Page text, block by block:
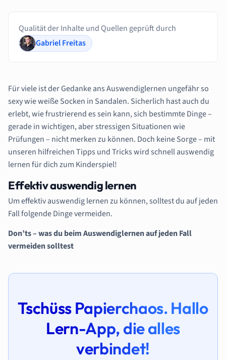
Qualität der Inhalte und Quellen geprüft durch
Gabriel Freitas
Für viele ist der Gedanke ans Auswendiglernen ungefähr so
sexy wie weiße Socken in Sandalen. Sicherlich hast auch du
erlebt, wie frustrierend es sein kann, sich bestimmte Dinge –
gerade in wichtigen, aber stressigen Situationen wie
Prüfungen – nicht merken zu können. Doch keine Sorge – mit
unseren hilfreichen Tipps und Tricks wird schnell auswendig
lernen für dich zum Kinderspiel!
Effektiv auswendig lernen
Um effektiv auswendig lernen zu können, solltest du auf jeden
Fall folgende Dinge vermeiden.
Don’ts – was du beim Auswendiglernen auf jeden Fall
vermeiden solltest
Tschüss Papierchaos. Hallo
Lern-App, die alles
verbindet!